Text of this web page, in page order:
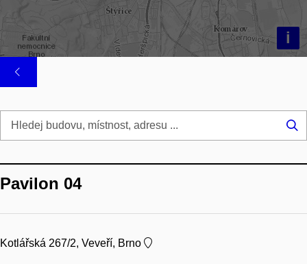
i
Pavilon 04
Kotlářská 267/2, Veveří, Brno